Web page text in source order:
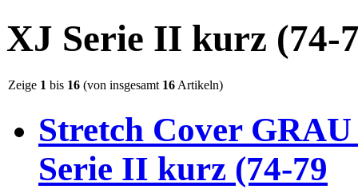
XJ Serie II kurz (74-
Zeige 1 bis 16 (von insgesamt 16Artikeln)
Stretch Cover
Serie II kurz (74-79